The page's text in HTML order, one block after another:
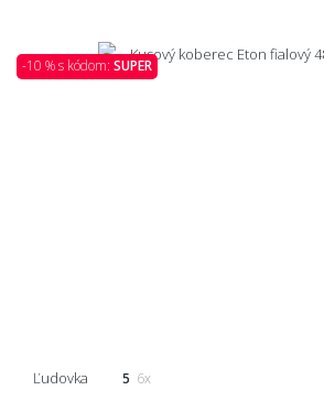
-10 % s kódom: SUPER
Ľudovka 5 6x